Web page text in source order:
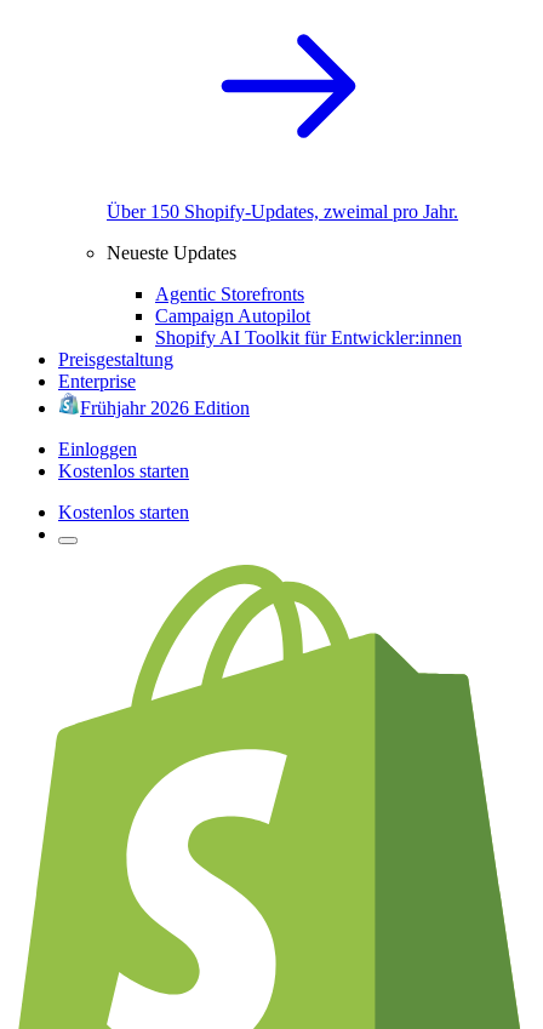
Über 150 Shopify-Updates, zweimal pro Jahr.
Neueste Updates
Agentic Storefronts
Campaign Autopilot
Shopify AI Toolkit für Entwickler:innen
Preisgestaltung
Enterprise
Frühjahr 2026 Edition
Einloggen
Kostenlos starten
Kostenlos starten